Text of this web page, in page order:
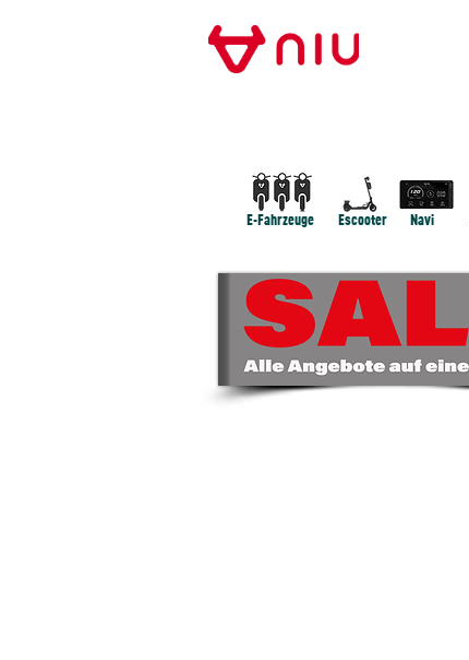
E-Fahrzeuge Escooter Navi